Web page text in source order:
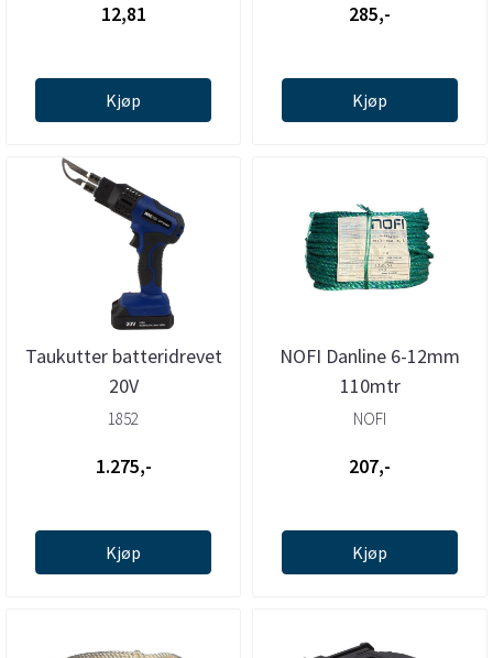
12,81
Kjøp
285,-
Kjøp
Taukutter batteridrevet
20V
1852
1.275,-
Kjøp
NOFI Danline 6-12mm
110mtr
NOFI
207,-
Kjøp